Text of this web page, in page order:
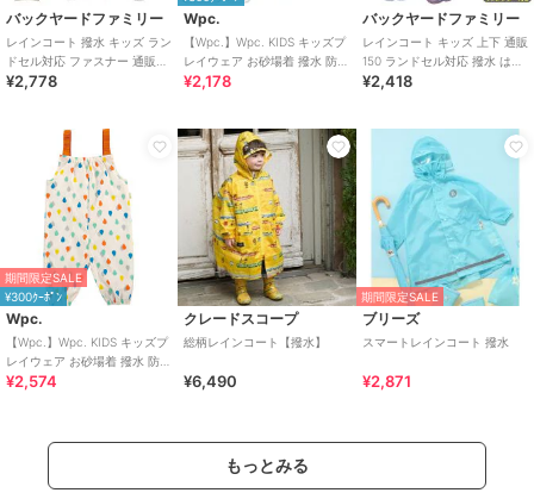
バックヤードファミリー
レインコート 撥水 キッズ ラン
ドセル対応 ファスナー 通販
OUTDOOR PRODUCTS アウ
¥2,778
Wpc.
【Wpc.】Wpc. KIDS キッズプ
レイウェア お砂場着 撥水 防水
収納袋付き 男の子 女の子
¥2,178
バックヤードファミリー
レインコート キッズ 上下 通販
150 ランドセル対応 撥水 はっ
水 男の子 女の子 小学校 小学
¥2,418
期間限定SALE
¥300ｸｰﾎﾟﾝ
Wpc.
【Wpc.】Wpc. KIDS キッズプ
レイウェア お砂場着 撥水 防水
収納袋付き
¥2,574
クレードスコープ
総柄レインコート【撥水】
¥6,490
期間限定SALE
ブリーズ
スマートレインコート 撥水
¥2,871
もっとみる